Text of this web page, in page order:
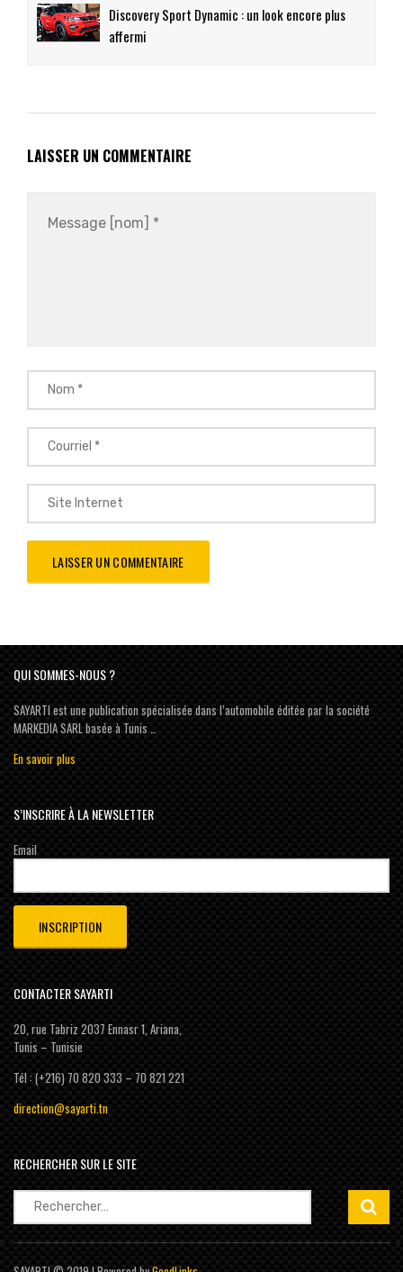
Discovery Sport Dynamic : un look encore plus
affermi
LAISSER UN COMMENTAIRE
QUI SOMMES-NOUS ?
SAYARTI est une publication spécialisée dans l’automobile éditée par la société
MARKEDIA SARL basée à Tunis …
En savoir plus
S’INSCRIRE À LA NEWSLETTER
Email
CONTACTER SAYARTI
20, rue Tabriz 2037 Ennasr 1, Ariana,
Tunis – Tunisie
Tél : (+216) 70 820 333 – 70 821 221
direction@sayarti.tn
RECHERCHER SUR LE SITE
Rechercher :